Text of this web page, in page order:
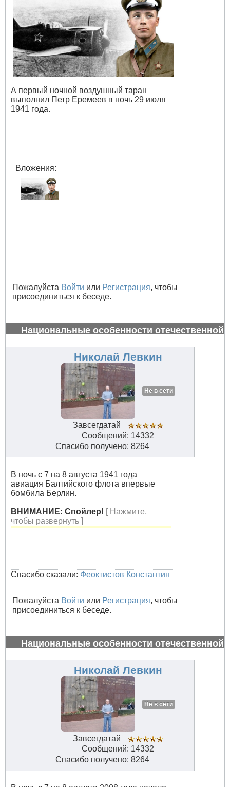
А первый ночной воздушный таран
выполнил Петр Еремеев в ночь 29 июля
1941 года.
Вложения:
Пожалуйста Войти или Регистрация, чтобы
присоединиться к беседе.
Национальные особенности отечественной
Николай Левкин
Не в сети
Завсегдатай
Сообщений: 14332
Спасибо получено: 8264
В ночь с 7 на 8 августа 1941 года
авиация Балтийского флота впервые
бомбила Берлин.
ВНИМАНИЕ: Спойлер! [ Нажмите,
чтобы развернуть ]
Спасибо сказали: Феоктистов Константин
Пожалуйста Войти или Регистрация, чтобы
присоединиться к беседе.
Национальные особенности отечественной
Николай Левкин
Не в сети
Завсегдатай
Сообщений: 14332
Спасибо получено: 8264